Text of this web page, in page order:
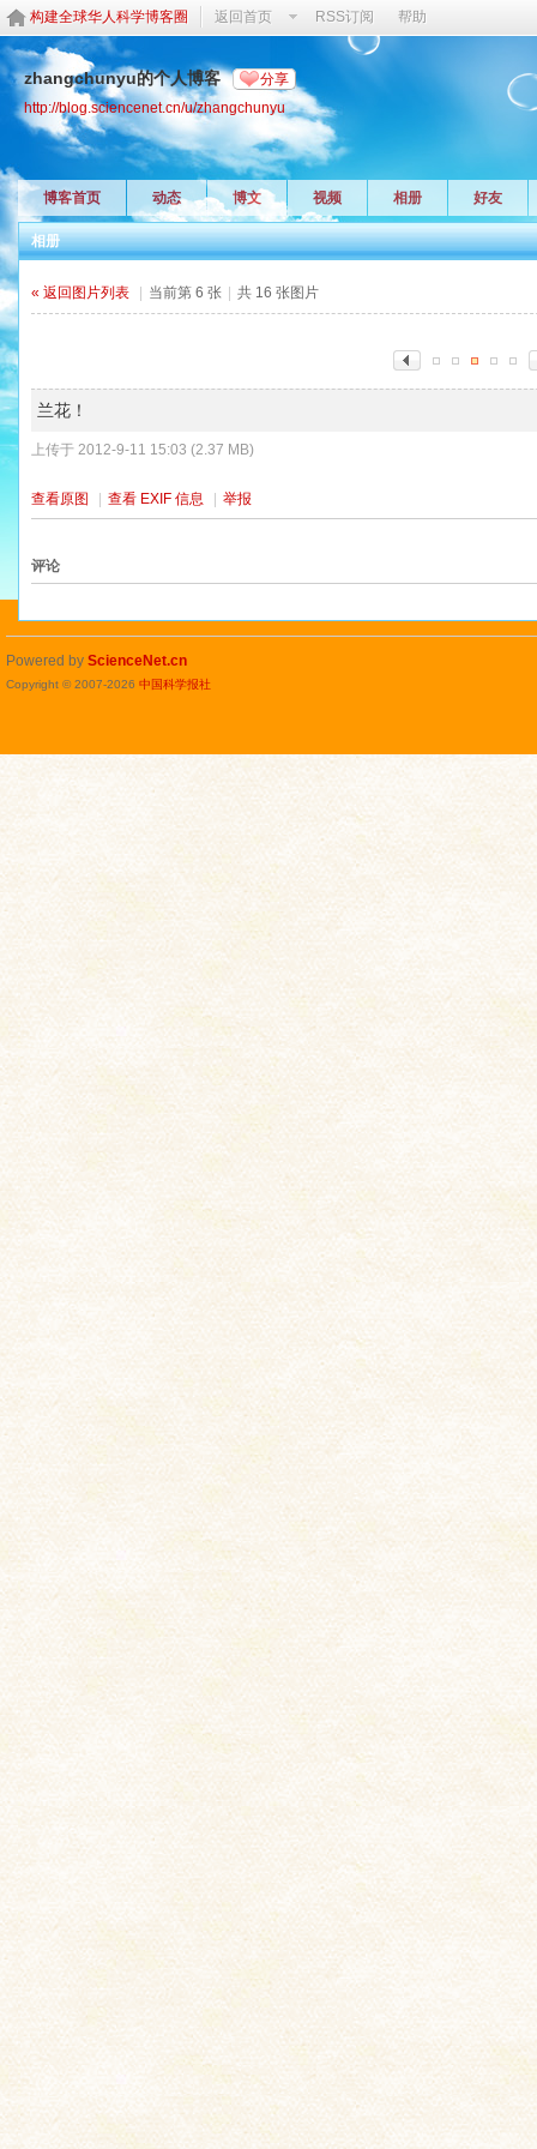
构建全球华人科学博客圈 返回首页 RSS订阅 帮助
zhangchunyu的个人博客 分享
http://blog.sciencenet.cn/u/zhangchunyu
博客首页 动态 博文 视频 相册 好友
相册
« 返回图片列表 当前第 6 张 共 16 张图片
兰花！
上传于 2012-9-11 15:03 (2.37 MB)
查看原图 查看 EXIF 信息 举报
评论
Powered by ScienceNet.cn
Copyright © 2007-2026 中国科学报社